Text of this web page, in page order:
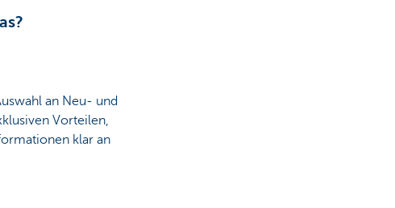
an Neu- und
Vorteilen,
klar an